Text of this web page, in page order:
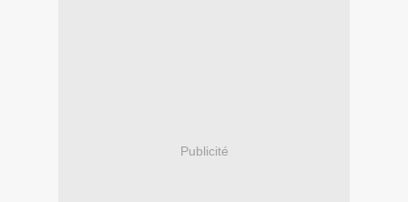
Publicité